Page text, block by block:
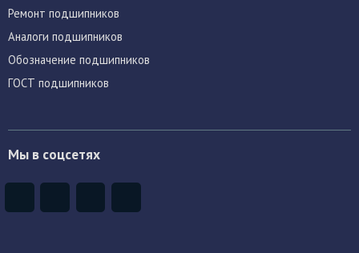
Ремонт подшипников
Аналоги подшипников
Обозначение подшипников
ГОСТ подшипников
Мы в соцсетях